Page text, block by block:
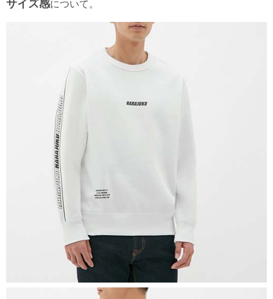
サイズ感について。